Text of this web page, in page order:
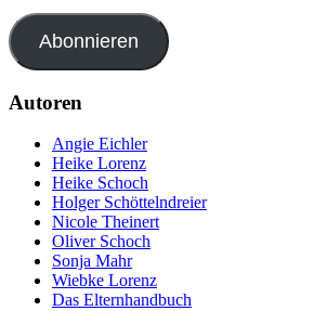
Abonnieren
Autoren
Angie Eichler
Heike Lorenz
Heike Schoch
Holger Schöttelndreier
Nicole Theinert
Oliver Schoch
Sonja Mahr
Wiebke Lorenz
Das Elternhandbuch